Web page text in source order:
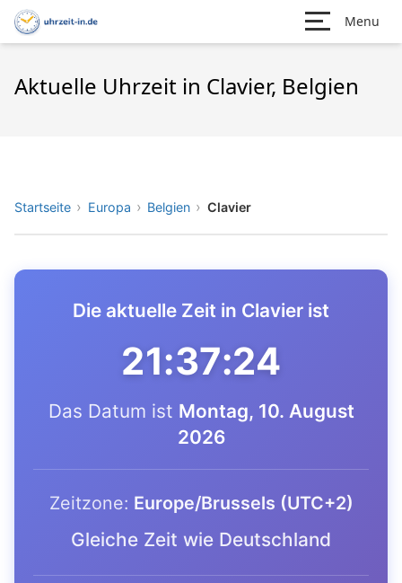
Menu
Aktuelle Uhrzeit in Clavier, Belgien
Startseite Europa Belgien Clavier
Die aktuelle Zeit in Clavier ist
21:37:24
Das Datum ist Montag, 10. August
2026
Zeitzone: Europe/Brussels (UTC+2)
Gleiche Zeit wie Deutschland